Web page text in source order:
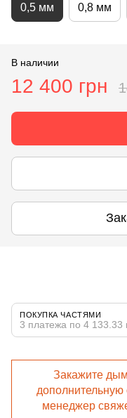
0,5 мм 0,8 мм
В наличии
12 400 грн
ПОКУПКА ЧАСТЯМИ
3 платежа по 4 133.33
Закажите
менеджер